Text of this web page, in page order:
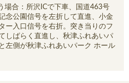
場合：所沢ICで下車、国道463号
念公園信号を左折して直進、小金
ー入口信号を右折。突き当りのフ
しばらく直進し、秋津ふれあいパ
左側が秋津ふれあいパーク ホール